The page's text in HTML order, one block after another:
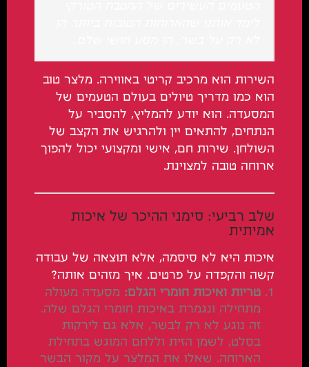
השירות הוא מרכיב קריטי באווירה. מלצר טוב
הוא כמו מדריך טיולים בעולם הטעמים של
המסעדה. הוא יודע להמליץ, להסביר על
הנתחים, להתאים יין ולהרגיש את הקצב של
השולחן. שירות חם, אישי ומקצועי יכול להפוך
ארוחה טובה למצוינת.
שלב רביעי: סימני ההיכר של איכות
אמיתית
איכות היא לא סיסמה, אלא תוצאה של עבודה
קשה והקפדה על פרטים. איך מזהים אותה?
טריות ואיכות חומרי הגלם: מסעדה מעולה
מתחילה ונגמרת באיכות חומרי הגלם שלה.
זה נוגע לא רק לבשר, אלא גם לירקות
בסלט, לשמן הזית וללחם המוגש בתחילת
הארוחה. שאלו את המלצר על מקור הבשר